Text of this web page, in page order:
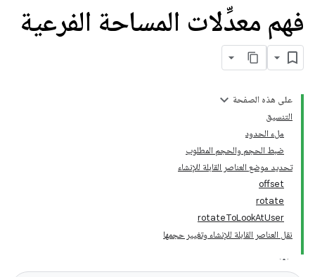
فهم معدِّلات المساحة الفرعية
على هذه الصفحة
التنسيق
ملء الحدود
ضبط الحجم والحجم المطلوب
تحديد موضع العناصر القابلة للإنشاء
offset
rotate
rotateToLookAtUser
نقل العناصر القابلة للإنشاء وتغيير حجمها